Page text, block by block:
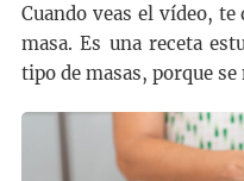
Cuando veas el vídeo, te
masa. Es una receta
tipo de masas, porque